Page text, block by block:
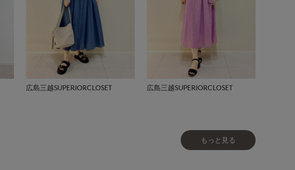
広島三越SUPERIORCLOSET 広島三越SUPERIORCLOSET
もっと見る